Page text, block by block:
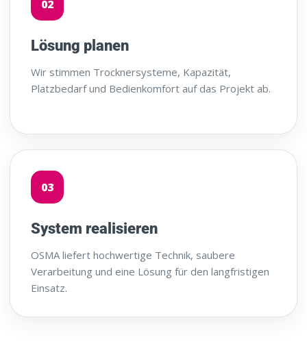
02
Lösung planen
Wir stimmen Trocknersysteme, Kapazität,
Platzbedarf und Bedienkomfort auf das Projekt ab.
03
System realisieren
OSMA liefert hochwertige Technik, saubere
Verarbeitung und eine Lösung für den langfristigen
Einsatz.